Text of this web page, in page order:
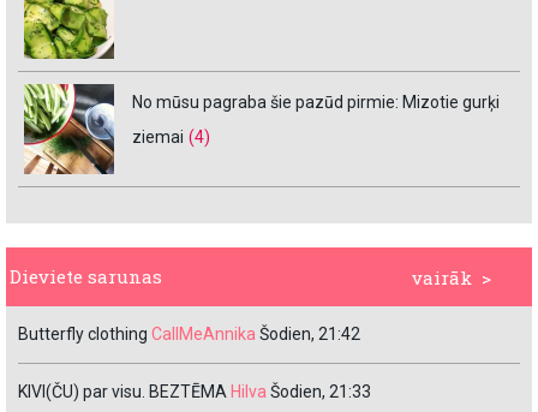
No mūsu pagraba šie pazūd pirmie: Mizotie gurķi
ziemai (4)
vairāk >
Dieviete sarunas
Butterfly clothing CallMeAnnika Šodien, 21:42
KIVI(ČU) par visu. BEZTĒMA Hilva Šodien, 21:33